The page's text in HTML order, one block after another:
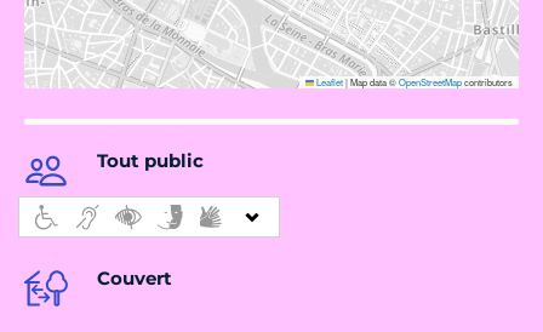
Leaflet|Map data ©OpenStreetMapcontributors
Tout public
Couvert